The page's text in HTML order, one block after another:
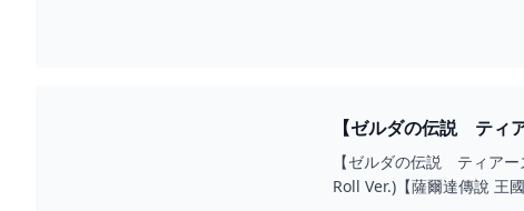
【ゼルダの伝説 ティ
【ゼルダの伝説 ティア
Roll Ver.)【薩爾達傳說 王